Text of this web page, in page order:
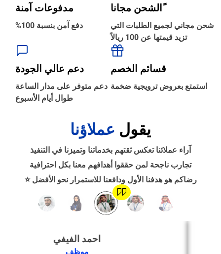
ًالشحن مجانا
شحن مجاني لجميع الطلبات التي
تزيد قيمتها عن 100 ريالاً
مدفوعات آمنة
دفع آمن بنسبة 100%
قسائم الخصم
استمتع بعروض ترويجية ضخمة
دعم عالي الجودة
دعم متوفر على مدار الساعة
طوال أيام الأسبوع
يقول عملاؤنا
آراء عملائنا تعكس ثقتهم بخدماتنا وتميزنا في التنفيذ
تجارب ناجحة لمن حققوا أهدافهم معنا بكل احترافية
رضاكم هو هدفنا الأول ودافعنا للاستمرار نحو الأفضل ⭐
احمد الفيفي
الترجمة والبحوث ‹
الطباعة والأدوات المكتبية
حجز طيران ‹
الوظائف ‹
تصميم موقع/متجر/تطبيق